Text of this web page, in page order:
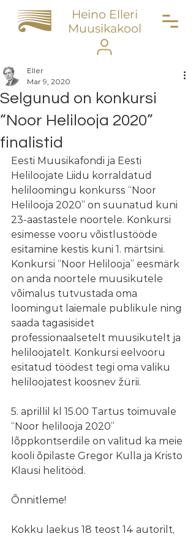
Heino Elleri
Muusikakool
Selgunud on konkursi
“Noor Helilooja 2020”
finalistid
Eller
Mar 9, 2020
Eesti Muusikafondi ja Eesti
Heliloojate Liidu korraldatud
heliloomingu konkurss “Noor
Helilooja 2020” on suunatud kuni
23-aastastele noortele. Konkursi
esimesse vooru võistlustööde
esitamine kestis kuni 1. märtsini.
Konkursi “Noor Helilooja” eesmärk
on anda noortele muusikutele
võimalus tutvustada oma
loomingut laiemale publikule ning
saada tagasisidet
professionaalsetelt muusikutelt ja
heliloojatelt. Konkursi eelvooru
esitatud töödest tegi oma valiku
heliloojatest koosnev žürii.
5. aprillil kl 15.00 Tartus toimuvale
“Noor helilooja 2020”
lõppkontserdile on valitud ka meie
kooli õpilaste Gregor Kulla ja Kristo
Klausi helitööd.
Õnnitleme!
Kokku laekus 18 teost 14 autorilt,